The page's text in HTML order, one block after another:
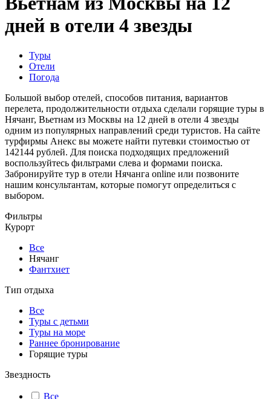
дней в отели 4 звезды
Туры
Отели
Погода
Большой выбор отелей, способов питания, вариантов
перелета, продолжительности отдыха сделали горящие туры в
Нячанг, Вьетнам из Москвы на 12 дней в отели 4 звезды
одним из популярных направлений среди туристов. На сайте
турфирмы Анекс вы можете найти путевки стоимостью от
142144 рублей. Для поиска подходящих предложений
воспользуйтесь фильтрами слева и формами поиска.
Забронируйте тур в отели Нячанга online или позвоните
нашим консультантам, которые помогут определиться с
выбором.
Фильтры
Курорт
Все
Нячанг
Фантхиет
Тип отдыха
Все
Туры с детьми
Туры на море
Раннее бронирование
Горящие туры
Звездность
Все